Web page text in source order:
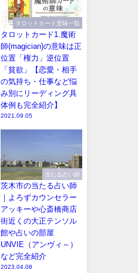
タロットカード意味一覧
タロットカード1.魔術
師(magician)の意味は正
位置「権力」逆位置
「貧欲」【恋愛・相手
の気持ち・仕事など悩
み別にリーディング具
体例も完全紹介】
2021.09.05
当たる占い師
茨木市の当たる占い師
｜よろずカウンセラー
アッキーや心斎橋商店
街近くの大正テンソル
館や占いの部屋
UNVIE（アンヴィ～）
など完全紹介
2023.04.08